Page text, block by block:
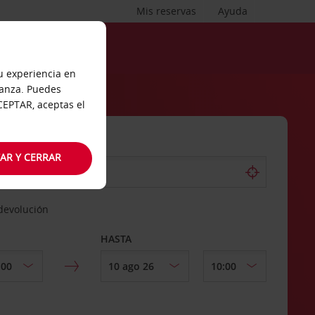
Ayuda
Mis reservas
HASTA
experiencia en
Puedes
aceptas el
Y CERRAR